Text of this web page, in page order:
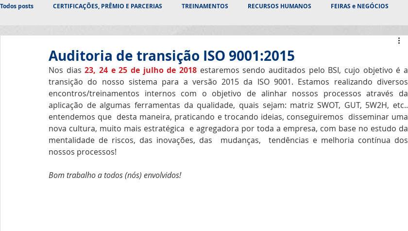
Todos posts CERTIFICAÇÕES, PRÊMIO E PARCERIAS TREINAMENTOS RECURSOS HUMANOS FEIRAS e NEGÓCIOS
DATAS, ESTAÇÕES SAÚDE RESPONSABILIDADE SOCIAL SEGURANÇA e BEM ESTAR
Auditoria de transição ISO 9001:2015
Nos dias 23, 24 e 25 de julho de 2018 estaremos sendo auditados pelo BSI, cujo objetivo é a
transição do nosso sistema para a versão 2015 da ISO 9001. Estamos realizando diversos
encontros/treinamentos internos com o objetivo de alinhar nossos processos através da
aplicação de algumas ferramentas da qualidade, quais sejam: matriz SWOT, GUT, 5W2H, etc..
entendemos que  desta maneira, praticando e trocando ideias, conseguiremos  disseminar uma
nova cultura, muito mais estratégica  e agregadora por toda a empresa, com base no estudo da
mentalidade de riscos, das inovações, das  mudanças,  tendências e melhoria contínua dos
nossos processos!
Bom trabalho a todos (nós) envolvidos!